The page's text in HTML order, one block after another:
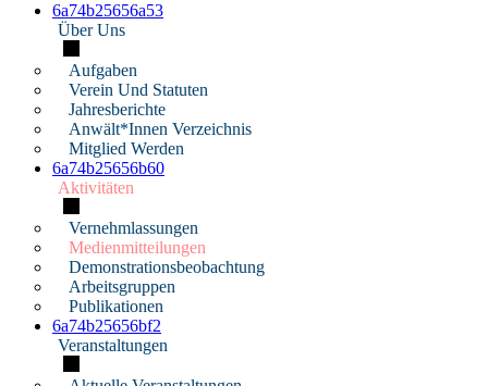
6a74b25656a53
Über Uns
Aufgaben
Verein Und Statuten
Jahresberichte
Anwält*innen Verzeichnis
Mitglied Werden
6a74b25656b60
Aktivitäten
Vernehmlassungen
Medienmitteilungen
Demonstrationsbeobachtung
Arbeitsgruppen
Publikationen
6a74b25656bf2
Veranstaltungen